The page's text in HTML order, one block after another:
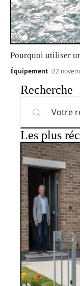
Pourquoi utiliser
Équipement 22
Recherche
Les plus